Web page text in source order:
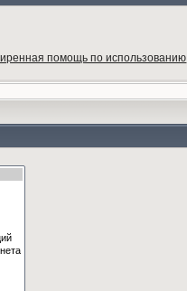
помощь по использованию